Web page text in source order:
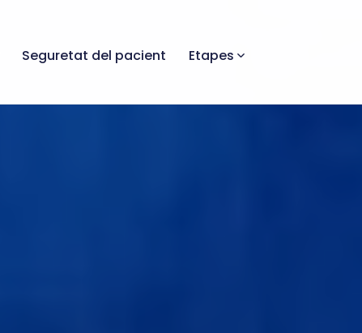
Seguretat del pacient Etapes